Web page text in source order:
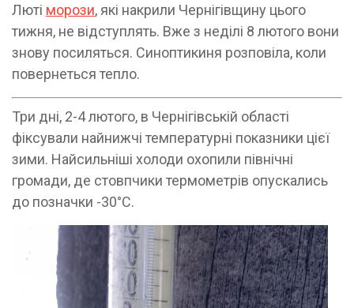
Люті морози, які накрили Чернігівщину цього
тижня, не відступлять. Вже з неділі 8 лютого вони
знову посиляться. Синоптикиня розповіла, коли
повернеться тепло.
Три дні, 2-4 лютого, в Чернігівській області
фіксували найнижчі температурні показники цієї
зими. Найсильніші холоди охопили північні
громади, де стовпчики термометрів опускались
до позначки -30°C.